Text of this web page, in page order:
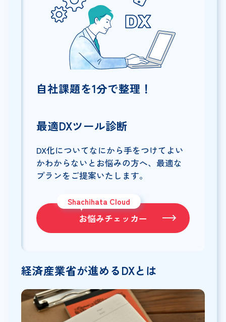
自社課題を1分で整理！
最適DXツール診断
DX化についてなにから手をつけてよい
かわからないとお悩みの方へ、最適な
プランをご提案いたします。
Shachihata Cloud
お悩みチェッカー
経済産業省が進めるDXとは